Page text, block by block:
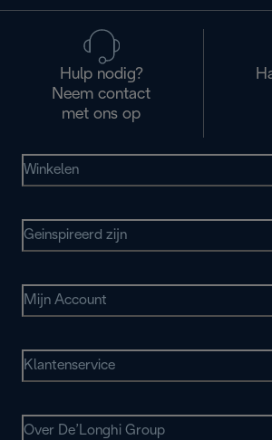
Hulp nodig?
Neem contact
met ons op
Winkelen
Geinspireerd zijn
Mijn Account
Klantenservice
Over De’Longhi Group